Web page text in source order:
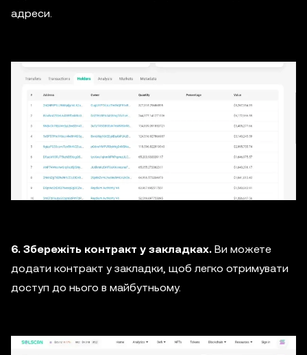
адреси.
6. Збережіть контракт у закладках. Ви можете
додати контракт у закладки, щоб легко отримувати
доступ до нього в майбутньому.